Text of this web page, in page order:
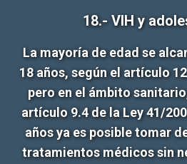
18.- VIH y
La mayoría de edad se
18 años, según el artículo
pero en el ámbito
artículo 9.4 de la Ley 41/
años ya es posible tomar
tratamientos médicos sin